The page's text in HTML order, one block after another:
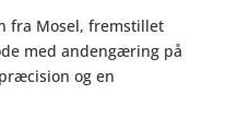
fra Mosel, fremstillet
med andengæring på
og en